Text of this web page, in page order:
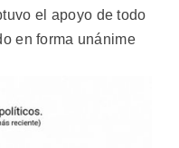
el apoyo de todo
en forma unánime